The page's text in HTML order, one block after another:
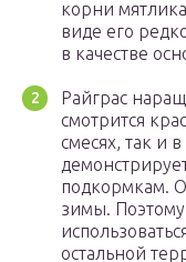
корни
виде его
в качестве
Райграс
смотрится
смесях, так и
подкормкам.
зимы.
остальной